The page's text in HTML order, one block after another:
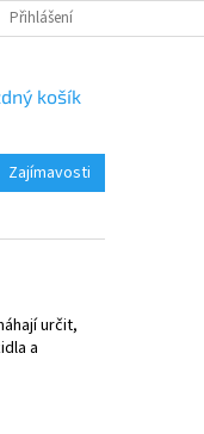
SLOVNÍK POJMŮ
Přihlášení
košík
Zajímavosti
určit,
a